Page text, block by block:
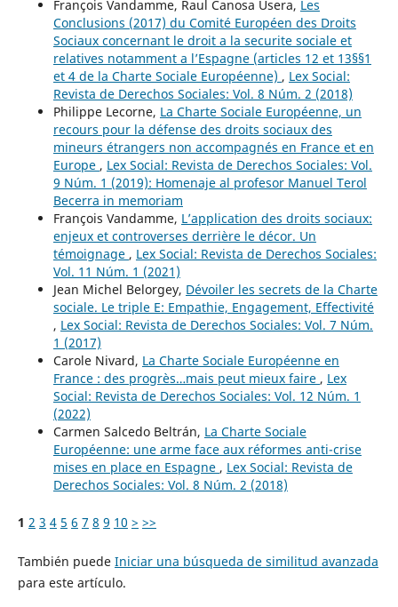
François Vandamme, Raul Canosa Usera, Les
Conclusions (2017) du Comité Européen des Droits
Sociaux concernant le droit a la securite sociale et
relatives notamment a l’Espagne (articles 12 et 13§§1
et 4 de la Charte Sociale Européenne) , Lex Social:
Revista de Derechos Sociales: Vol. 8 Núm. 2 (2018)
Philippe Lecorne, La Charte Sociale Européenne, un
recours pour la défense des droits sociaux des
mineurs étrangers non accompagnés en France et en
Europe , Lex Social: Revista de Derechos Sociales: Vol.
9 Núm. 1 (2019): Homenaje al profesor Manuel Terol
Becerra in memoriam
François Vandamme, L’application des droits sociaux:
enjeux et controverses derrière le décor. Un
témoignage , Lex Social: Revista de Derechos Sociales:
Vol. 11 Núm. 1 (2021)
Jean Michel Belorgey, Dévoiler les secrets de la Charte
sociale. Le triple E: Empathie, Engagement, Effectivité
, Lex Social: Revista de Derechos Sociales: Vol. 7 Núm.
1 (2017)
Carole Nivard, La Charte Sociale Européenne en
France : des progrès…mais peut mieux faire , Lex
Social: Revista de Derechos Sociales: Vol. 12 Núm. 1
(2022)
Carmen Salcedo Beltrán, La Charte Sociale
Européenne: une arme face aux réformes anti-crise
mises en place en Espagne , Lex Social: Revista de
Derechos Sociales: Vol. 8 Núm. 2 (2018)
1 2 3 4 5 6 7 8 9 10 > >>
También puede Iniciar una búsqueda de similitud avanzada
para este artículo.